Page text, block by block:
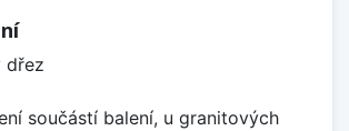
dřez
součástí balení, u granitových